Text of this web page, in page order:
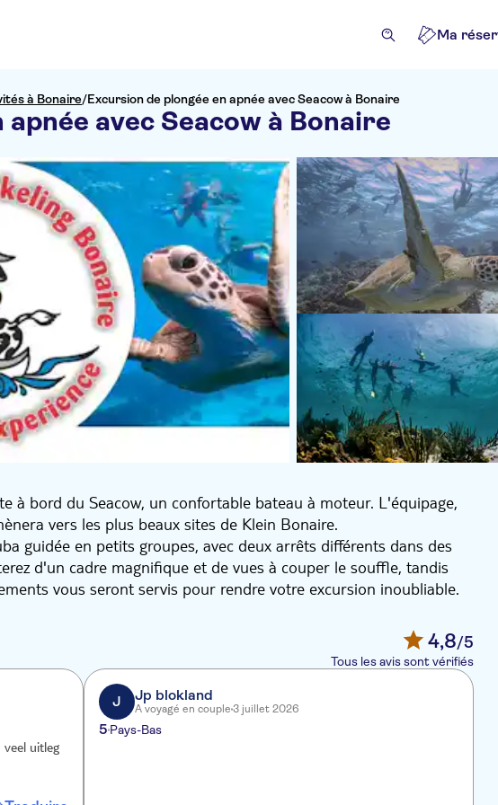
Ma
à Bonaire/Excursion de plongée en apnée avec Seacow à Bonaire
avec Seacow à Bonaire
à bord du Seacow, un confortable bateau à moteur. L'équipage,
vers les plus beaux sites de Klein Bonaire.
guidée en petits groupes, avec deux arrêts différents dans des
d'un cadre magnifique et de vues à couper le souffle, tandis
vous seront servis pour rendre votre excursion inoubliable.
4,8/5
Tous les avis sont vérifiés
veel uitleg
J Jp blokland
A voyagé en couple3 juillet 2026
5Pays-Bas